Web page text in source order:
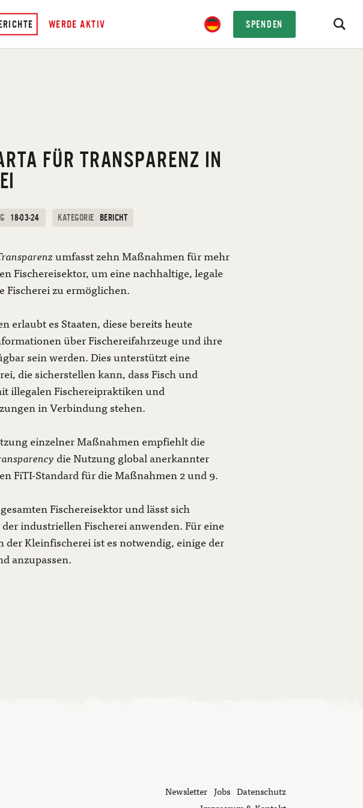
WERDE AKTIV SPENDEN
FÜR TRANSPARENZ IN
18-03-24 KATEGORIE BERICHT
umfasst zehn Maßnahmen für mehr
Fischereisektor, um eine nachhaltige, legale
Fischerei zu ermöglichen.
erlaubt es Staaten, diese bereits heute
über Fischereifahrzeuge und ihre
sein werden. Dies unterstützt eine
die sicherstellen kann, dass Fisch und
illegalen Fischereipraktiken und
in Verbindung stehen.
einzelner Maßnahmen empfiehlt die
die Nutzung global anerkannter
FiTI-Standard für die Maßnahmen 2 und 9.
Fischereisektor und lässt sich
industriellen Fischerei anwenden. Für eine
der Kleinfischerei ist es notwendig, einige der
anzupassen.
Newsletter Jobs Datenschutz